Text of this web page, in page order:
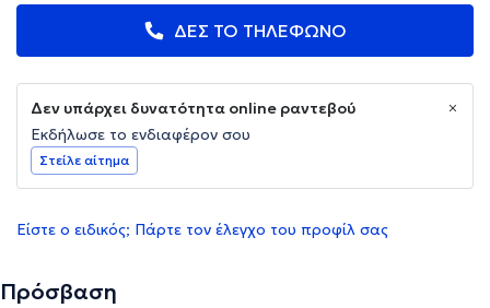
ΔΕΣ ΤΟ ΤΗΛΕΦΩΝΟ
Δεν υπάρχει δυνατότητα online ραντεβού
Εκδήλωσε το ενδιαφέρον σου
Στείλε αίτημα
Είστε ο ειδικός; Πάρτε τον έλεγχο του προφίλ σας
Πρόσβαση